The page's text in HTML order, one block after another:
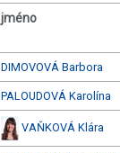
jméno
DIMOVOVÁ Barbora
PALOUDOVÁ Karolína
VAŇKOVÁ Klára